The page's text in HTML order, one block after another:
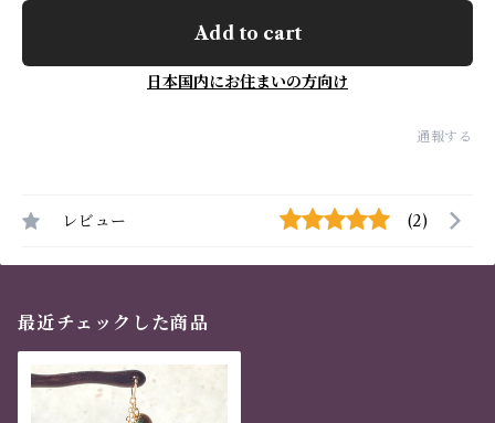
Add to cart
日本国内にお住まいの方向け
通報する
レビュー (2)
最近チェックした商品